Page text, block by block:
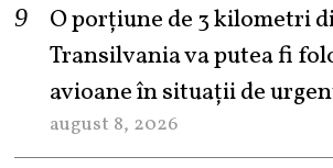
O porțiune de 3 kilometri
Transilvania va putea fi
avioane în situații de
august 8, 2026